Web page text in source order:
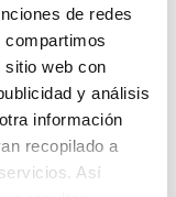
de redes
sitio web con
y análisis
información
recopilado a
Así
la misma.
Siguiente entrada